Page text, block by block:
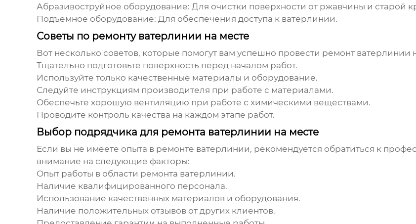
Абразивоструйное оборудование: Для очистки поверхности от ржавчины и старой
Подъемное оборудование: Для обеспечения доступа к ватерлинии.
Советы по ремонту ватерлинии на месте
Вот несколько советов, которые помогут вам успешно провести ремонт ватерлинии
Тщательно подготовьте поверхность перед началом работ.
Используйте только качественные материалы и оборудование.
Следуйте инструкциям производителя при работе с материалами.
Обеспечьте хорошую вентиляцию при работе с химическими веществами.
Проводите контроль качества на каждом этапе работ.
Выбор подрядчика для ремонта ватерлинии на месте
Если вы не имеете опыта в ремонте ватерлинии, рекомендуется обратиться к
внимание на следующие факторы:
Опыт работы в области ремонта ватерлинии.
Наличие квалифицированного персонала.
Использование качественных материалов и оборудования.
Наличие положительных отзывов от других клиентов.